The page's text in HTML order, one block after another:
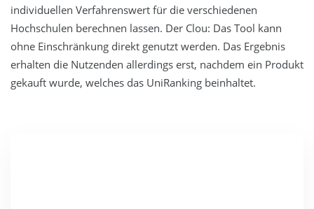
individuellen Verfahrenswert für die verschiedenen
Hochschulen berechnen lassen. Der Clou: Das Tool kann
ohne Einschränkung direkt genutzt werden. Das Ergebnis
erhalten die Nutzenden allerdings erst, nachdem ein Produkt
gekauft wurde, welches das UniRanking beinhaltet.